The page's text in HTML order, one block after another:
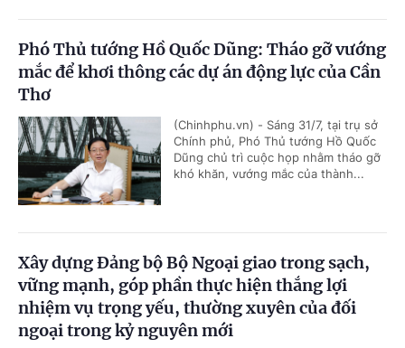
Phó Thủ tướng Hồ Quốc Dũng: Tháo gỡ vướng
mắc để khơi thông các dự án động lực của Cần
Thơ
(Chinhphu.vn) - Sáng 31/7, tại trụ sở
Chính phủ, Phó Thủ tướng Hồ Quốc
Dũng chủ trì cuộc họp nhằm tháo gỡ
khó khăn, vướng mắc của thành...
Xây dựng Đảng bộ Bộ Ngoại giao trong sạch,
vững mạnh, góp phần thực hiện thắng lợi
nhiệm vụ trọng yếu, thường xuyên của đối
ngoại trong kỷ nguyên mới